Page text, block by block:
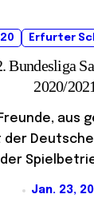
Erfurter
Bundesliga
2020/
aus
der Deutsche
Jan. 23,